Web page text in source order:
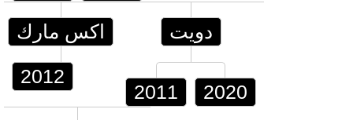
اكس مارك
2012
دويت
2011 2020